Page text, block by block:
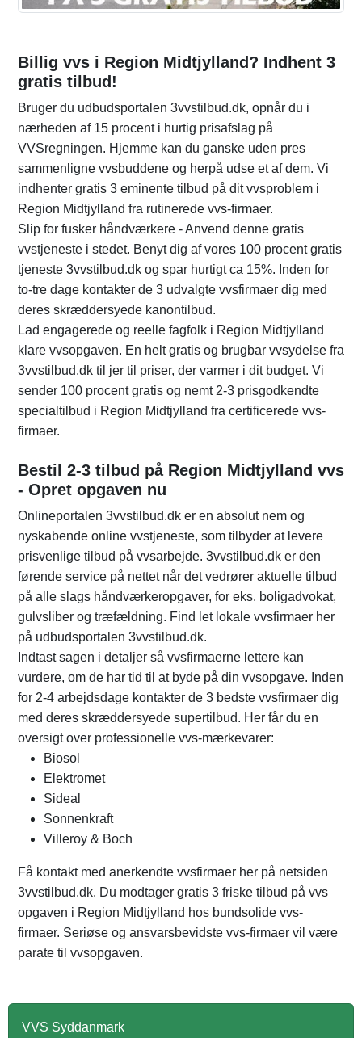
Billig vvs i Region Midtjylland? Indhent 3
gratis tilbud!
Bruger du udbudsportalen 3vvstilbud.dk, opnår du i
nærheden af 15 procent i hurtig prisafslag på
VVSregningen. Hjemme kan du ganske uden pres
sammenligne vvsbuddene og herpå udse et af dem. Vi
indhenter gratis 3 eminente tilbud på dit vvsproblem i
Region Midtjylland fra rutinerede vvs-firmaer.
Slip for fusker håndværkere - Anvend denne gratis
vvstjeneste i stedet. Benyt dig af vores 100 procent gratis
tjeneste 3vvstilbud.dk og spar hurtigt ca 15%. Inden for
to-tre dage kontakter de 3 udvalgte vvsfirmaer dig med
deres skræddersyede kanontilbud.
Lad engagerede og reelle fagfolk i Region Midtjylland
klare vvsopgaven. En helt gratis og brugbar vvsydelse fra
3vvstilbud.dk til jer til priser, der varmer i dit budget. Vi
sender 100 procent gratis og nemt 2-3 prisgodkendte
specialtilbud i Region Midtjylland fra certificerede vvs-
firmaer.
Bestil 2-3 tilbud på Region Midtjylland vvs
- Opret opgaven nu
Onlineportalen 3vvstilbud.dk er en absolut nem og
nyskabende online vvstjeneste, som tilbyder at levere
prisvenlige tilbud på vvsarbejde. 3vvstilbud.dk er den
førende service på nettet når det vedrører aktuelle tilbud
på alle slags håndværkeropgaver, for eks. boligadvokat,
gulvsliber og træfældning. Find let lokale vvsfirmaer her
på udbudsportalen 3vvstilbud.dk.
Indtast sagen i detaljer så vvsfirmaerne lettere kan
vurdere, om de har tid til at byde på din vvsopgave. Inden
for 2-4 arbejdsdage kontakter de 3 bedste vvsfirmaer dig
med deres skræddersyede supertilbud. Her får du en
oversigt over professionelle vvs-mærkevarer:
Biosol
Elektromet
Sideal
Sonnenkraft
Villeroy & Boch
Få kontakt med anerkendte vvsfirmaer her på netsiden
3vvstilbud.dk. Du modtager gratis 3 friske tilbud på vvs
opgaven i Region Midtjylland hos bundsolide vvs-
firmaer. Seriøse og ansvarsbevidste vvs-firmaer vil være
parate til vvsopgaven.
VVS Syddanmark